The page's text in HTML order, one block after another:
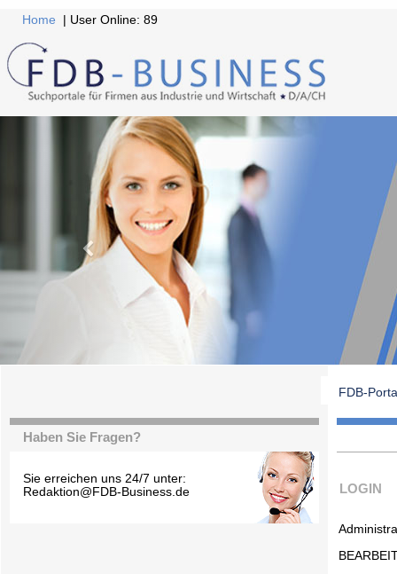
Home | User Online: 89
FDB-
Haben Sie Fragen?
Sie erreichen uns 24/7 unter:
Redaktion@FDB-Business.de
LOGIN